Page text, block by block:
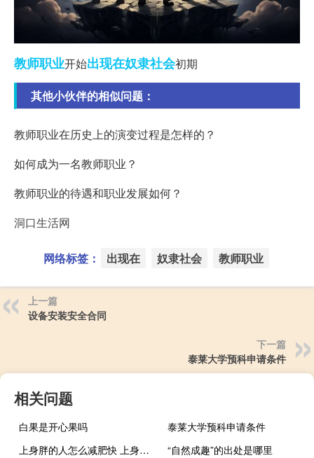
教师职业开始出现在奴隶社会初期
其他小伙伴的相似问题：
教师职业在历史上的演变过程是怎样的？
如何成为一名教师职业？
教师职业的待遇和职业发展如何？
洞口生活网
网络标签： 出现在 奴隶社会 教师职业
上一篇
设备安装安全合同
下一篇
泰莱大学预科申请条件
相关问题
白果是开心果吗
泰莱大学预科申请条件
上身胖的人怎么减肥快 上身胖的人怎么减肥
“自然成趣”的出处是哪里